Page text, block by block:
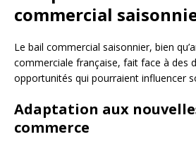
commercial
Le bail commercial saisonnier, bien
commerciale française, fait face à des
opportunités qui pourraient influencer
Adaptation aux
commerce